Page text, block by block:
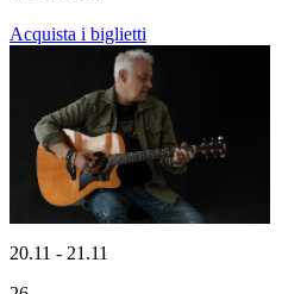
Acquista i biglietti
20.11 - 21.11